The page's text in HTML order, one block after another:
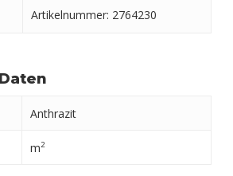
Artikelnummer: 2764230
Anthrazit
m2